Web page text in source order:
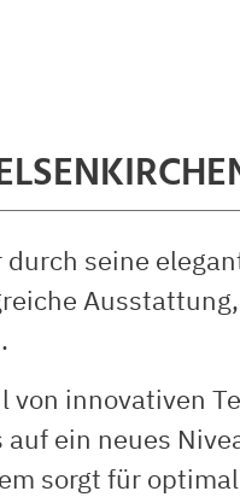
seine
von innovativen
ein neues
sorgt für